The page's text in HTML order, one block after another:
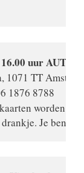
worden
Je bent